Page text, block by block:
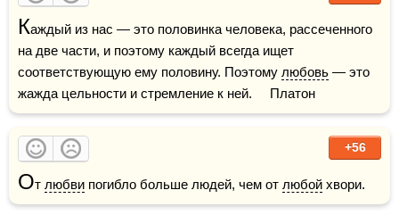
Каждый из нас — это половинка человека, рассеченного
на две части, и поэтому каждый всегда ищет
соответствующую ему половину. Поэтому любовь — это
жажда цельности и стремление к ней.     Платон
+56
От любви погибло больше людей, чем от любой хвори.